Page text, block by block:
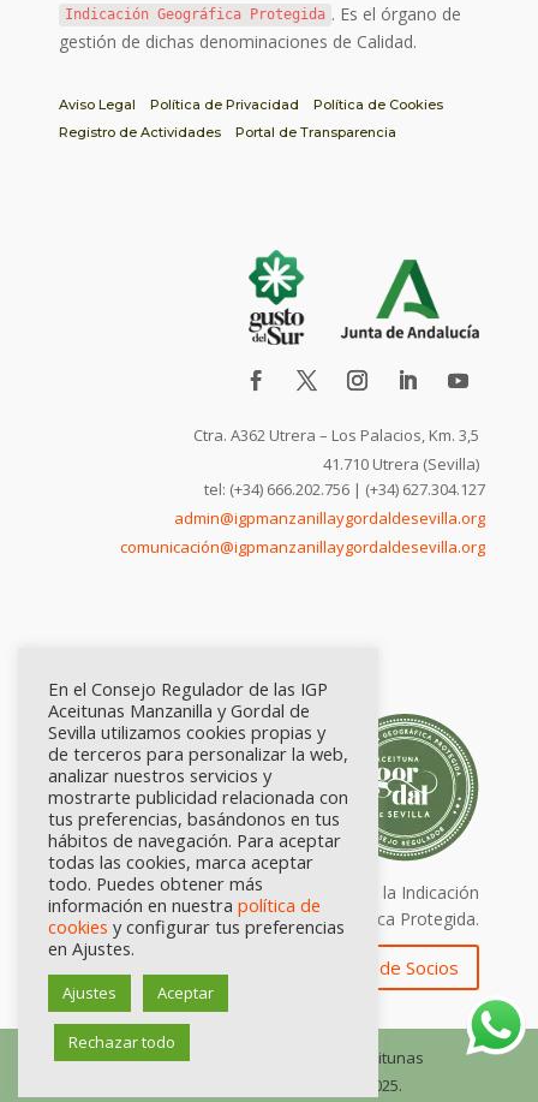
Indicación Geográfica Protegida . Es el órgano de
gestión de dichas denominaciones de Calidad.
Aviso Legal Política de Privacidad
Política de Cookies
Registro de Actividades
Portal de Transparencia
Ctra. A362 Utrera – Los Palacios, Km. 3,5
41.710 Utrera (Sevilla)
tel: (+34) 666.202.756 | (+34) 627.304.127
admin@igpmanzanillaygordaldesevilla.org
comunicación@igpmanzanillaygordaldesevilla.org
Calidad certificada por Origen. Sellos de la Indicación
Geográfica Protegida.
Zona de Socios
© Consejo Regulador de las IGP Aceitunas
Manzanilla y Gordal de Sevilla, 2025.
En el Consejo Regulador de las IGP
Aceitunas Manzanilla y Gordal de
Sevilla utilizamos cookies propias y
de terceros para personalizar la web,
analizar nuestros servicios y
mostrarte publicidad relacionada con
tus preferencias, basándonos en tus
hábitos de navegación. Para aceptar
todas las cookies, marca aceptar
todo. Puedes obtener más
información en nuestra política de
cookies y configurar tus preferencias
en Ajustes.
Ajustes Aceptar
Rechazar todo